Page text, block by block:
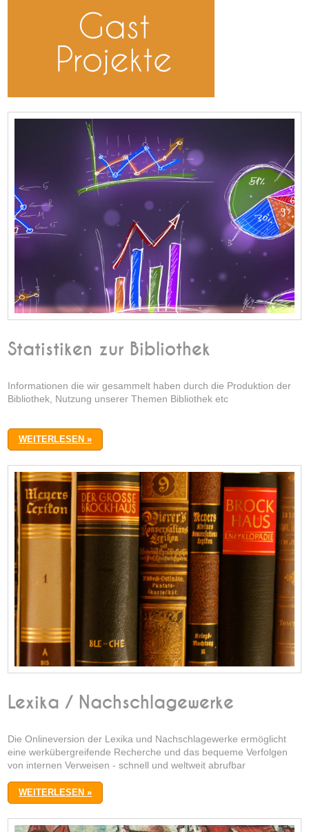
Statistiken zur Bibliothek
Informationen die wir gesammelt haben durch die Produktion der
Bibliothek, Nutzung unserer Themen Bibliothek etc
WEITERLESEN »
Lexika / Nachschlagewerke
Die Onlineversion der Lexika und Nachschlagewerke ermöglicht
eine werkübergreifende Recherche und das bequeme Verfolgen
von internen Verweisen - schnell und weltweit abrufbar
WEITERLESEN »